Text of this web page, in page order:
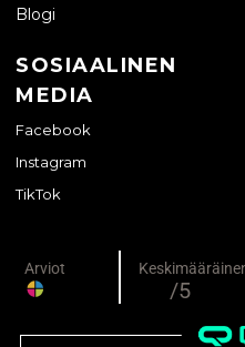
Blogi
SOSIAALINEN
MEDIA
Facebook
Instagram
TikTok